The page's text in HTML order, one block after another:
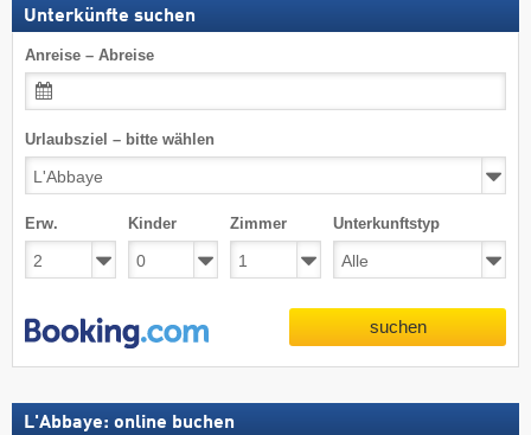
Unterkünfte suchen
Anreise – Abreise
Urlaubsziel – bitte wählen
Erw. Kinder Zimmer Unterkunftstyp
suchen
L'Abbaye: online buchen